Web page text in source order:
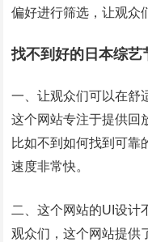
偏好进行筛选，让观众
找不到好的日本综
一、让观众们可以在舒
这个网站专注于提供回
比如不到如何找到可靠
速度非常快。
二、这个网站的UI设计
观众们，这个网站提供